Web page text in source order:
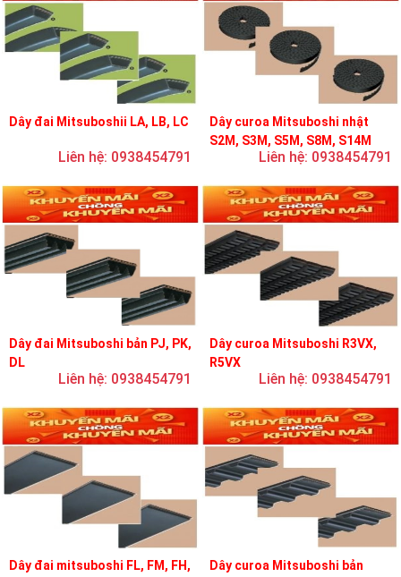
Dây đai Mitsuboshii LA, LB, LC
Liên hệ: 0938454791
Dây curoa Mitsuboshi nhật
S2M, S3M, S5M, S8M, S14M
Liên hệ: 0938454791
Dây đai Mitsuboshi bản PJ, PK,
DL
Liên hệ: 0938454791
Dây curoa Mitsuboshi R3VX,
R5VX
Liên hệ: 0938454791
Dây đai mitsuboshi FL, FM, FH,
Dây curoa Mitsuboshi bản